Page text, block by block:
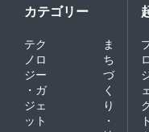
カテゴリー
テク
ノロ
ジー
・ガ
ジェ
ット
ま
ち
づ
く
り
・
ェ
ト